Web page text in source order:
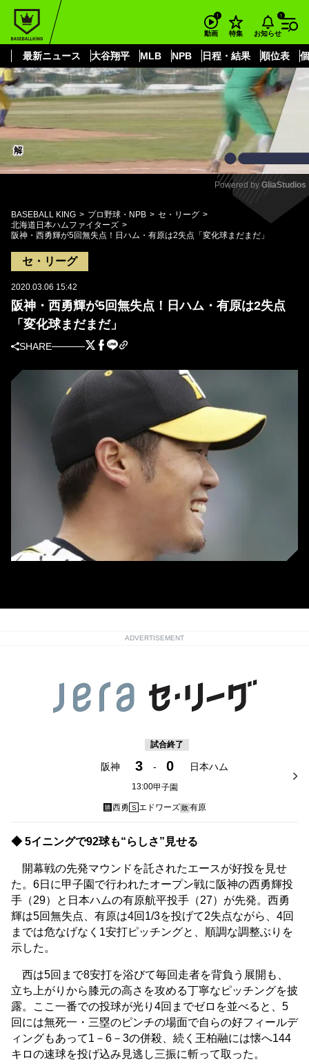
動画 特集 お知らせ
最新ニュース 大谷翔平 MLB NPB 日程・結果 順位表
もっと見る
Mute
Powered by GliaStudios
BASEBALL KING プロ野球・NPB
セ・リーグ
北海道日本ハムファイターズ
阪神・西勇輝が5回無失点！日ハム・有原は2失点「変化球まだまだ」
セ・リーグ
2020.03.06 15:42
阪神・西勇輝が5回無失点！日ハム・有原は2失点
「変化球まだまだ」
SHARE
ADVERTISEMENT
試合終了
阪神 3 - 0 日本ハム
13:00甲子園
勝西勇 S エドワーズ敗有原
◆ 5イニングで92球も“らしさ”見せる
開幕戦の先発マウンドを託されたエースが好投を見せ
た。6日に甲子園で行われたオープン戦に阪神の西勇輝投
手（29）と日本ハムの有原航平投手（27）が先発。西勇
輝は5回無失点、有原は4回1/3を投げて2失点ながら、4回
までは危なげなく1安打ピッチングと、順調な調整ぶりを
示した。
西は5回まで8安打を浴びて毎回走者を背負う展開も、
立ち上がりから膝元の高さを攻める丁寧なピッチングを披
露。ここ一番での投球が光り4回までゼロを並べると、5
回には無死一・三塁のピンチの場面で自らの好フィールデ
ィングもあって1－6－3の併殺、続く王柏融には懐へ144
キロの速球を投げ込み見逃し三振に斬って取った。